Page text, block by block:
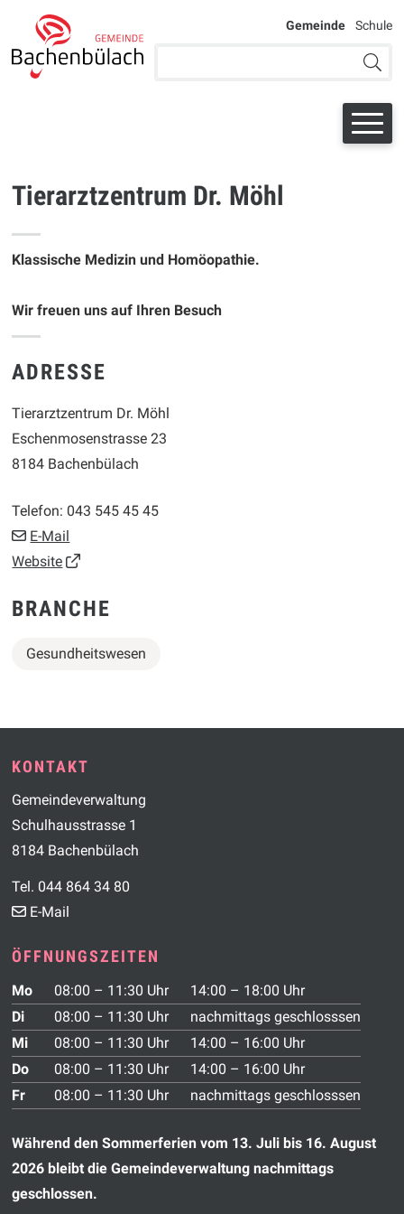
Navigieren bei der Schule
SCHNELLNAVIGATION
WEITERE
Gemeinde Schule
Tierarztzentrum Dr. Möhl
Klassische Medizin und Homöopathie.
Wir freuen uns auf Ihren Besuch
ADRESSE
Tierarztzentrum Dr. Möhl
Eschenmosenstrasse 23
8184 Bachenbülach
Telefon: 043 545 45 45
E-Mail
Website
BRANCHE
Gesundheitswesen
Footer
KONTAKT
Gemeindeverwaltung
Schulhausstrasse 1
8184 Bachenbülach
Tel. 044 864 34 80
E-Mail
ÖFFNUNGSZEITEN
Wochentag Vormittag Nachmittag
Mo 08:00 – 11:30 Uhr
14:00 – 18:00 Uhr
Di
08:00 – 11:30 Uhr
nachmittags geschlosssen
Mi
08:00 – 11:30 Uhr
14:00 – 16:00 Uhr
Do
08:00 – 11:30 Uhr
14:00 – 16:00 Uhr
Fr
08:00 – 11:30 Uhr nachmittags geschlosssen
Während den Sommerferien vom 13. Juli bis 16. August
2026 bleibt die Gemeindeverwaltung nachmittags
geschlossen.